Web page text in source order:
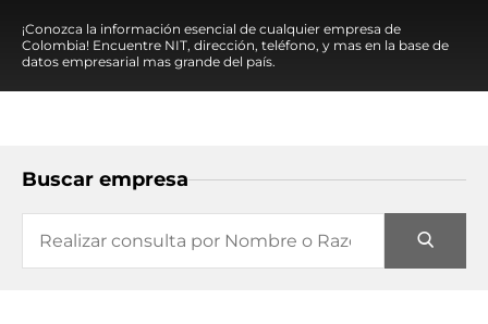
¡Conozca la información esencial de cualquier empresa de
Colombia! Encuentre NIT, dirección, teléfono, y mas en la base de
datos empresarial mas grande del país.
Buscar empresa